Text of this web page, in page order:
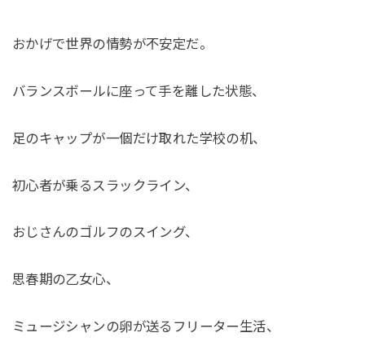
おかげで世界の情勢が不安定だ。
バランスボールに座って手を離した状態、
足のキャップが一個だけ取れた学校の机、
初心者が乗るスラックライン、
おじさんのゴルフのスイング、
思春期の乙女心、
ミュージシャンの卵が送るフリーター生活、